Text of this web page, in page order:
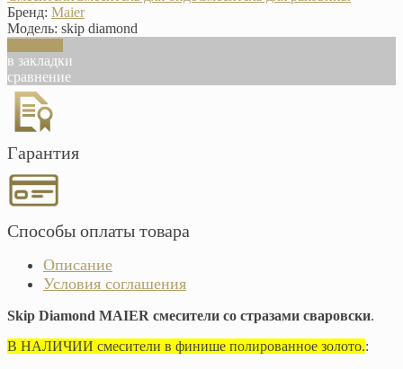
Бренд: Maier
Модель: skip diamond
в закладки
сравнение
Гарантия
Способы оплаты товара
Описание
Условия соглашения
Skip Diamond MAIER смесители со стразами сваровски.
В НАЛИЧИИ смесители в финише полированное золото.: